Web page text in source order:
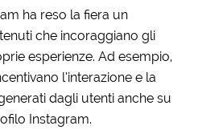
ha reso la fiera un
che incoraggiano gli
esperienze. Ad esempio,
l’interazione e la
dagli utenti anche su
Instagram.